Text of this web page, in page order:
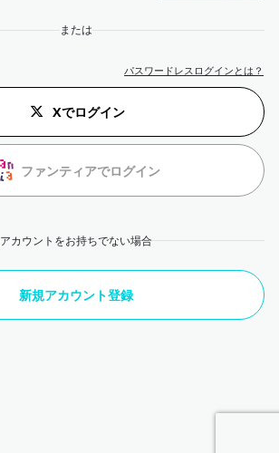
または
パスワードレスログインとは？
Xでログイン
ファンティアでログイン
アカウントをお持ちでない場合
新規アカウント登録